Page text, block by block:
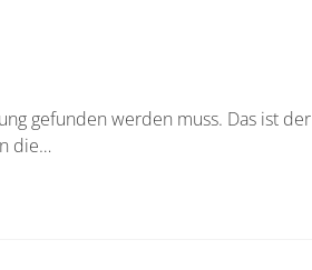
gefunden werden muss. Das ist der
die…